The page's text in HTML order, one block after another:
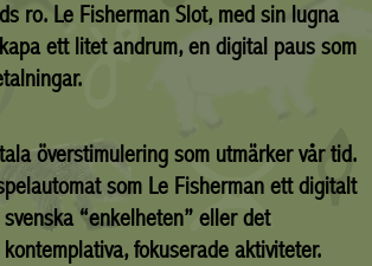
ro. Le Fisherman Slot, med sin lugna
ett litet andrum, en digital paus som
överstimulering som utmärker vår tid.
som Le Fisherman ett digitalt
“enkelheten” eller det
fokuserade aktiviteter.